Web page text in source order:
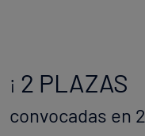
¡ 2 PLAZAS
convocadas en